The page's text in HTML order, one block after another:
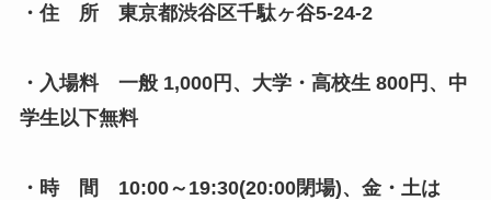
・住 所 東京都渋谷区千駄ヶ谷5-24-2
・入場料 一般 1,000円、大学・高校生 800円、中
学生以下無料
・時 間 10:00～19:30(20:00閉場)、金・土は